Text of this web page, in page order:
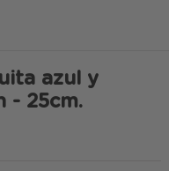
azul y
- 25cm.